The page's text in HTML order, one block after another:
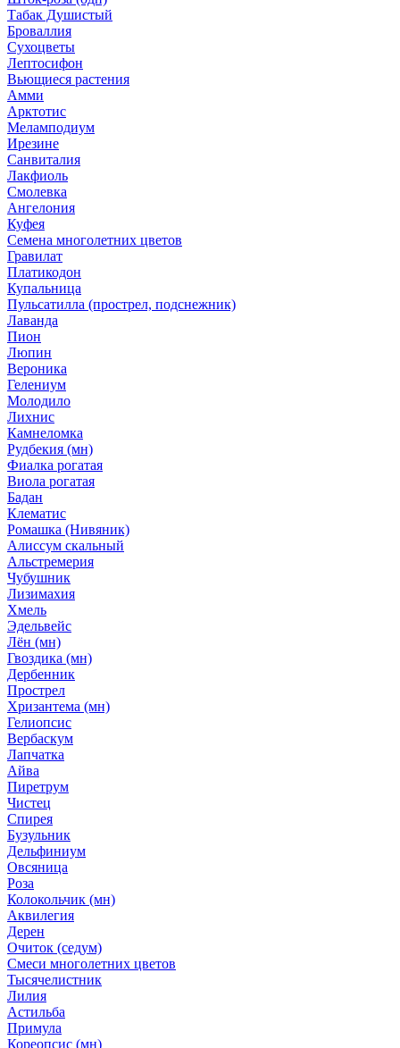
Табак Душистый
Броваллия
Сухоцветы
Лептосифон
Вьющиеся растения
Амми
Арктотис
Меламподиум
Ирезине
Санвиталия
Лакфиоль
Смолевка
Ангелония
Куфея
Семена многолетних цветов
Гравилат
Платикодон
Купальница
Пульсатилла (прострел, подснежник)
Лаванда
Пион
Люпин
Вероника
Гелениум
Молодило
Лихнис
Камнеломка
Рудбекия (мн)
Фиалка рогатая
Виола рогатая
Бадан
Клематис
Ромашка (Нивяник)
Алиссум скальный
Альстремерия
Чубушник
Лизимахия
Хмель
Эдельвейс
Лён (мн)
Гвоздика (мн)
Дербенник
Прострел
Хризантема (мн)
Гелиопсис
Вербаскум
Лапчатка
Айва
Пиретрум
Чистец
Спирея
Бузульник
Дельфиниум
Овсяница
Роза
Колокольчик (мн)
Аквилегия
Дерен
Очиток (седум)
Смеси многолетних цветов
Тысячелистник
Лилия
Астильба
Примула
Кореопсис (мн)